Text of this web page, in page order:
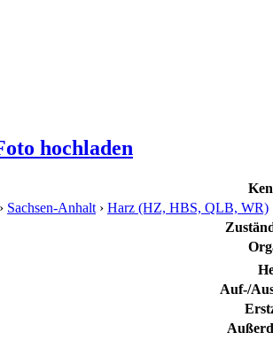
hochladen
› Sachsen-Anhalt › Harz (HZ, HBS, QLB, WR)
Auf-/